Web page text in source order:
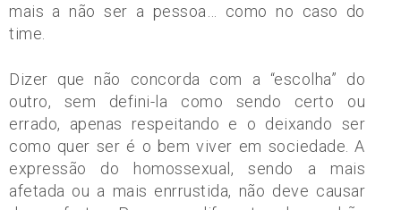
mais a não ser a pessoa… como no caso do
time.
Dizer que não concorda com a “escolha” do
outro, sem defini-la como sendo certo ou
errado, apenas respeitando e o deixando ser
como quer ser é o bem viver em sociedade. A
expressão do homossexual, sendo a mais
afetada ou a mais enrrustida, não deve causar